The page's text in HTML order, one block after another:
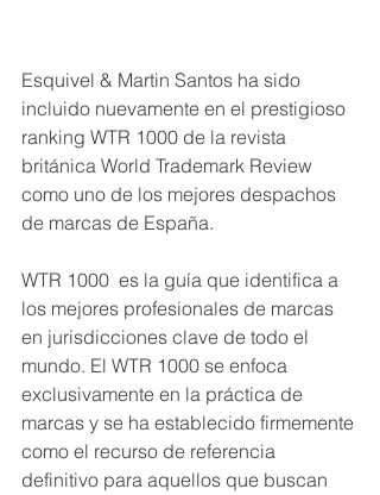
Esquivel & Martin Santos ha sido
incluido nuevamente en el prestigioso
ranking WTR 1000 de la revista
británica World Trademark Review
como uno de los mejores despachos
de marcas de España.
WTR 1000  es la guía que identifica a
los mejores profesionales de marcas
en jurisdicciones clave de todo el
mundo. El WTR 1000 se enfoca
exclusivamente en la práctica de
marcas y se ha establecido firmemente
como el recurso de referencia
definitivo para aquellos que buscan